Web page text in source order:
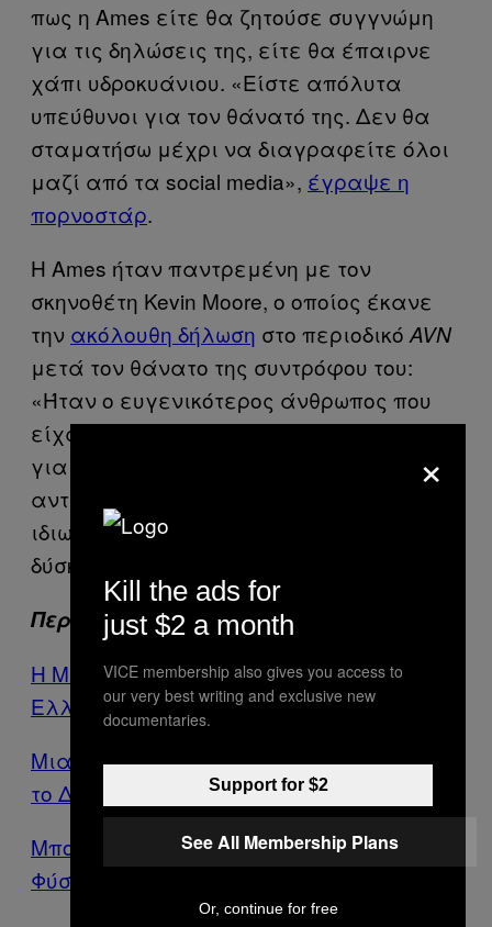
πως η Ames είτε θα ζητούσε συγγνώμη
για τις δηλώσεις της, είτε θα έπαιρνε
χάπι υδροκυάνιου. «Είστε απόλυτα
υπεύθυνοι για τον θάνατό της. Δεν θα
σταματήσω μέχρι να διαγραφείτε όλοι
μαζί από τα social media», έγραψε η
πορνοστάρ.
Η Ames ήταν παντρεμένη με τον
σκηνοθέτη Kevin Moore, ο οποίος έκανε
την ακόλουθη δήλωση στο περιοδικό AVN
μετά τον θάνατο της συντρόφου του:
«Ήταν ο ευγενικότερος άνθρωπος που
είχα γνωρίσει και σήμαινε τα πάντα
για μένα. Παρακαλώ να
αντιμετωπίσετε όλο αυτό ως ένα
ιδιωτικό οικογενειακό θέμα σε μία πολύ
δύσκολη στιγμή».
Περισσότερα από το VICE
Η Μεγάλη και Αιματηρή Ιστορία των
Ελλήνων Σατανιστών της Παλλήνης
Μια Γειτονιά στη Θεσσαλονίκη Φτιάχνει
το Δικό της Πάρκο Τσέπης
Μπορείς Όντως να Επικοινωνήσεις με τη
Φύση Όταν Παίρνεις LSD;
×
Kill the ads for
just $2 a month
VICE membership also gives you access to
our very best writing and exclusive new
documentaries.
Support for $2
See All Membership Plans
Or, continue for free